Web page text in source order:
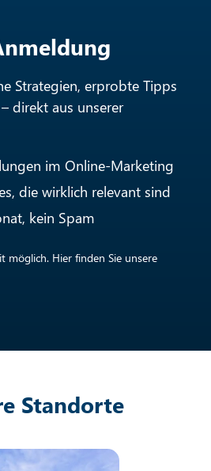
Strategien, erprobte Tipps
direkt aus unserer
im Online-Marketing
die wirklich relevant sind
kein Spam
möglich. Hier finden Sie unsere
Standorte